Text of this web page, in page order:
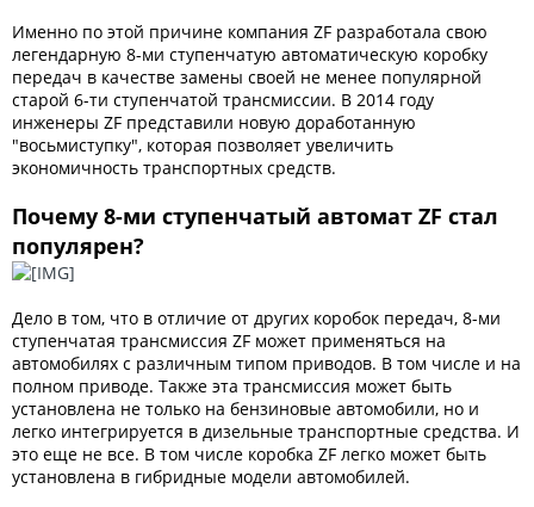
Именно по этой причине компания ZF разработала свою
легендарную 8-ми ступенчатую автоматическую коробку
передач в качестве замены своей не менее популярной
старой 6-ти ступенчатой трансмиссии. В 2014 году
инженеры ZF представили новую доработанную
"восьмиступку", которая позволяет увеличить
экономичность транспортных средств.
Почему 8-ми ступенчатый автомат ZF стал
популярен?
Дело в том, что в отличие от других коробок передач, 8-ми
ступенчатая трансмиссия ZF может применяться на
автомобилях с различным типом приводов. В том числе и на
полном приводе. Также эта трансмиссия может быть
установлена не только на бензиновые автомобили, но и
легко интегрируется в дизельные транспортные средства. И
это еще не все. В том числе коробка ZF легко может быть
установлена в гибридные модели автомобилей.